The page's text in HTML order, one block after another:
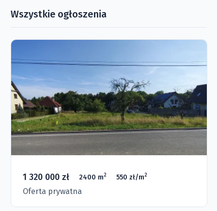
Wszystkie ogłoszenia
1 320 000 zł 2400 m2 550 zł/m2
Oferta prywatna